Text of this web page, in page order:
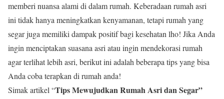
memberi nuansa alami di dalam rumah. Keberadaan rumah asri
ini tidak hanya meningkatkan kenyamanan, tetapi rumah yang
segar juga memiliki dampak positif bagi kesehatan lho! Jika Anda
ingin menciptakan suasana asri atau ingin mendekorasi rumah
agar terlihat lebih asri, berikut ini adalah beberapa tips yang bisa
Anda coba terapkan di rumah anda!
Simak artikel “Tips Mewujudkan Rumah Asri dan Segar”